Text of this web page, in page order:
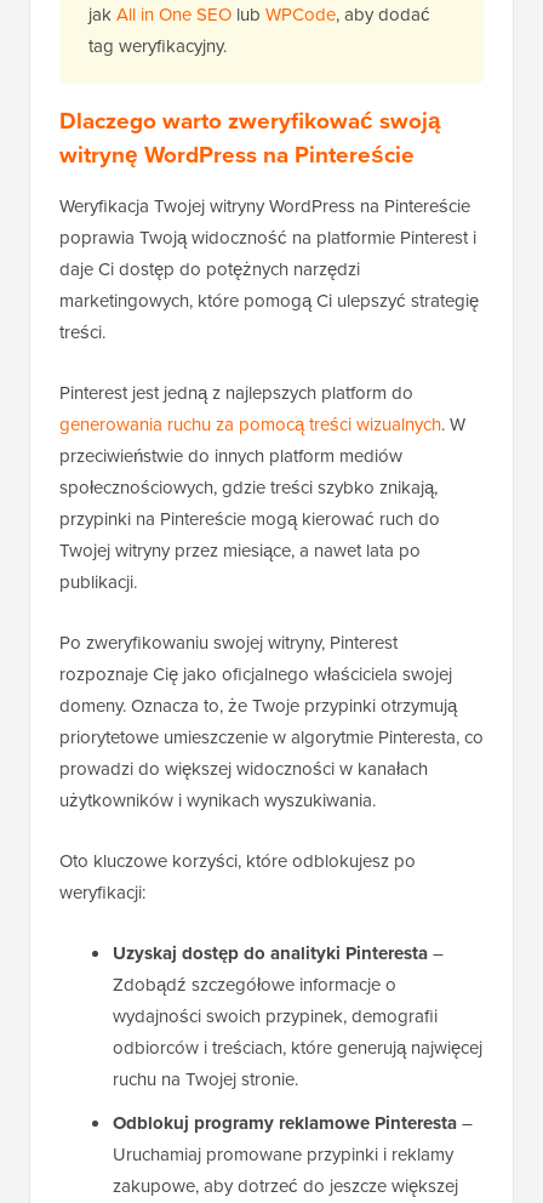
jakAll in One SEO lub WPCode, aby dodać
tag weryfikacyjny.
Dlaczego warto zweryfikować swoją
witrynę WordPress na Pintereście
Weryfikacja Twojej witryny WordPress na Pintereście
poprawia Twoją widoczność na platformie Pinterest i
daje Ci dostęp do potężnych narzędzi
marketingowych, które pomogą Ci ulepszyć strategię
treści.
Pinterest jest jedną z najlepszych platform do
generowania ruchu za pomocą treści wizualnych. W
przeciwieństwie do innych platform mediów
społecznościowych, gdzie treści szybko znikają,
przypinki na Pintereście mogą kierować ruch do
Twojej witryny przez miesiące, a nawet lata po
publikacji.
Po zweryfikowaniu swojej witryny, Pinterest
rozpoznaje Cię jako oficjalnego właściciela swojej
domeny. Oznacza to, że Twoje przypinki otrzymują
priorytetowe umieszczenie w algorytmie Pinteresta, co
prowadzi do większej widoczności w kanałach
użytkowników i wynikach wyszukiwania.
Oto kluczowe korzyści, które odblokujesz po
weryfikacji:
Uzyskaj dostęp do analityki Pinteresta–
Zdobądź szczegółowe informacje o
wydajności swoich przypinek, demografii
odbiorców i treściach, które generują najwięcej
ruchu na Twojej stronie.
Odblokuj programy reklamowe Pinteresta–
Uruchamiaj promowane przypinki i reklamy
zakupowe, aby dotrzeć do jeszcze większej